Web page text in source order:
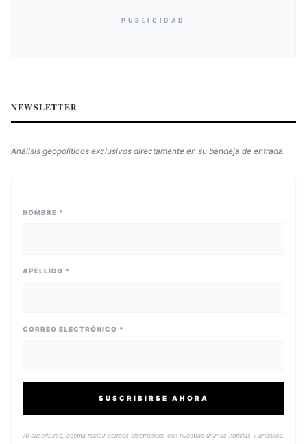
PUBLICIDAD
NEWSLETTER
Análisis geopolíticos exclusivos directamente en su bandeja de entrada.
NOMBRE *
APELLIDO *
CORREO ELECTRÓNICO *
SUSCRIBIRSE AHORA
Al suscribirse, acepta recibir correos electrónicos con nuestras últimas noticias y artículos.